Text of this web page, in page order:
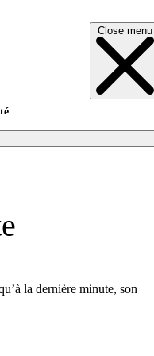
Close menu
la dernière minute, son